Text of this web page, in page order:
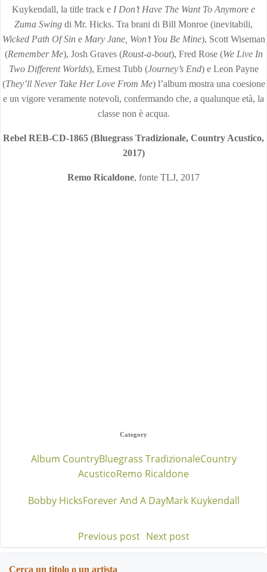
Kuykendall, la title track e I Don’t Have The Want To Anymore e
Zuma Swing di Mr. Hicks. Tra brani di Bill Monroe (inevitabili,
Wicked Path Of Sin e Mary Jane, Won’t You Be Mine), Scott Wiseman
(Remember Me), Josh Graves (Roust-a-bout), Fred Rose (We Live In
Two Different Worlds), Ernest Tubb (Journey’s End) e Leon Payne
(They’ll Never Take Her Love From Me) l’album mostra una coesione
e un vigore veramente notevoli, confermando che, a qualunque età, la
classe non è acqua.
Rebel REB-CD-1865 (Bluegrass Tradizionale, Country Acustico,
2017)
Remo Ricaldone, fonte TLJ, 2017
Category
Album CountryBluegrass TradizionaleCountry
AcusticoRemo Ricaldone
Bobby HicksForever And A DayMark Kuykendall
Post
navigation
Previous post Post
Next post
Cerca un titolo o un artista